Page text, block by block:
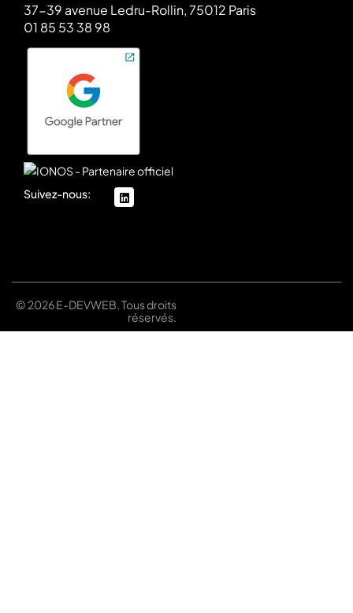
37-39 avenue Ledru-Rollin, 75012 Paris
01 85 53 38 98
Suivez-nous: linkedin
© 2026 E-DEVWEB. Tous droits
réservés.